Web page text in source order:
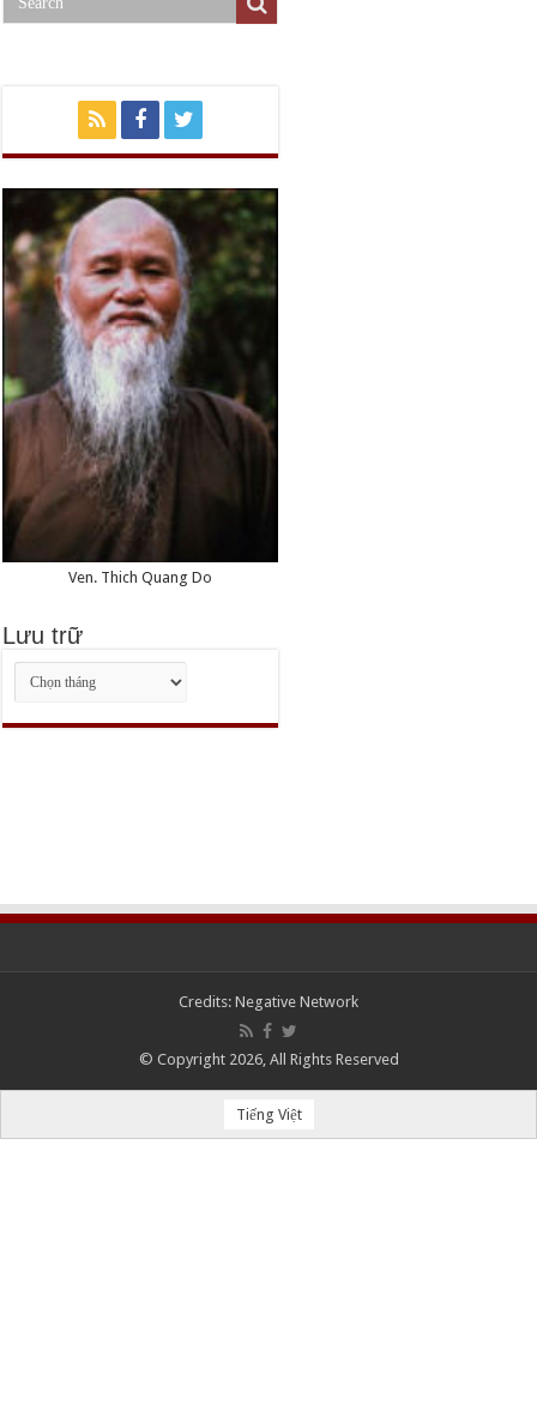
Ven. Thich Quang Do
Lưu trữ
Lưu
trữ
Credits: Negative Network
© Copyright 2026, All Rights Reserved
Tiếng Việt